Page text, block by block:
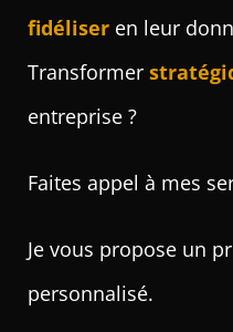
fidéliser en leur
Transformer
entreprise ?
Faites appel à mes
Je vous propose un
personnalisé.